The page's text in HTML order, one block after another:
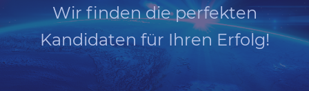
Wir finden die perfekten
Kandidaten für Ihren Erfolg!